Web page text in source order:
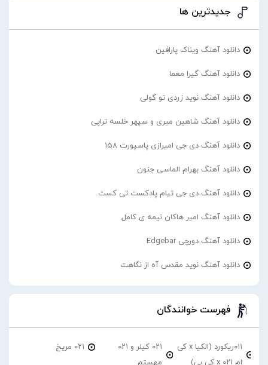
جدیدترین ها
دانلود آهنگ ویناک پارافین
دانلود آهنگ گیرا معما
دانلود آهنگ نوید زردی تو گولی
دانلود آهنگ شاهین میری و سپهر خلسه تراپی
دانلود آهنگ دی جی امیرازی پاسپورت 158
دانلود آهنگ بهرام الماسی جنون
دانلود آهنگ دی جی تیام پادکست تی کست
دانلود آهنگ امیر هاکان نیمه ی کامل
دانلود آهنگ دورچی Edgebar
دانلود آهنگ نوید مقدس آه از نگاهت
فهرست خوانندگان
۰۱۱ریکورد (الکیا x کی
ام ۰۲۱ x کی بی)
۰۲۱ کیلر و ۰۲۱
مهستم
۰۲۱ مریخ